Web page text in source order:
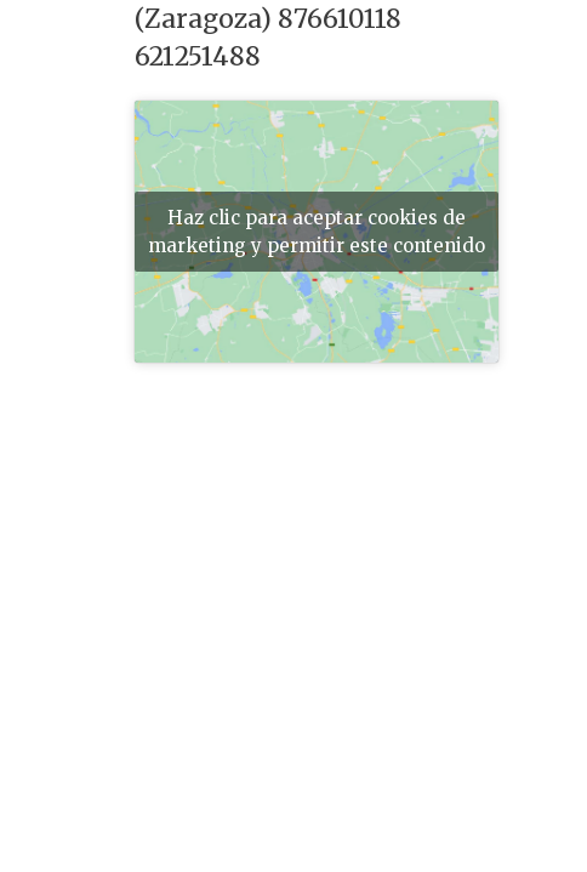
(Zaragoza) 876610118
621251488
Haz clic para aceptar cookies de
marketing y permitir este contenido